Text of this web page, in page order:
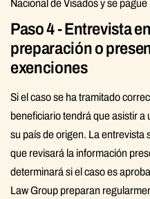
Nacional de Visados y se
Paso 4 - Entrevista
preparación o
exenciones
Si el caso se ha tramitado
beneficiario tendrá que asistir a
su país de origen. La entrevista
que revisará la información
determinará si el caso es
Law Group preparan